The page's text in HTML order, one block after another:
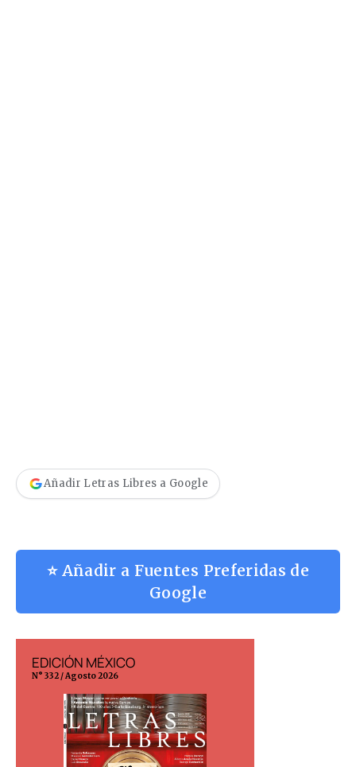
Añadir Letras Libres a Google
⭐ Añadir a Fuentes Preferidas de
Google
EDICIÓN MÉXICO
N° 332 / Agosto 2026